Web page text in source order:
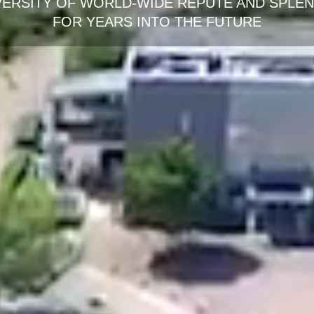
FOR YEARS INTO THE FUTURE